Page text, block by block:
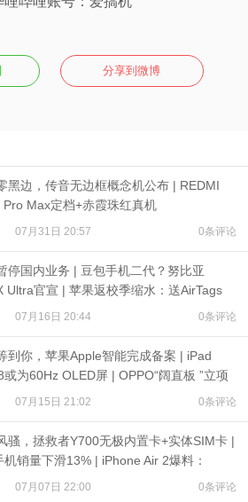
分享到微博
黑边，传音无边框概念机公布 | REDMI
Pro Max定档+赤霞珠红真机
07月31日 20:57 0条评论
停国内业务 | 豆包手机二代？努比亚
Ultra官宣 | 苹果返校季缩水：送AirTags
07月16日 20:44 0条评论
到你，苹果Apple智能完成备案 | iPad
或为60Hz OLED屏 | OPPO“阔直板 ”立项
07月15日 21:02 0条评论
骚，拯救者Y700无极内置卡+实体SIM卡 |
机销量下滑13% | iPhone Air 2爆料：
电池
07月07日 22:00 0条评论